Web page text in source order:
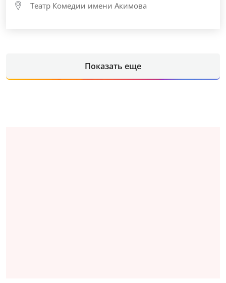
Театр Комедии имени Акимова
Показать еще